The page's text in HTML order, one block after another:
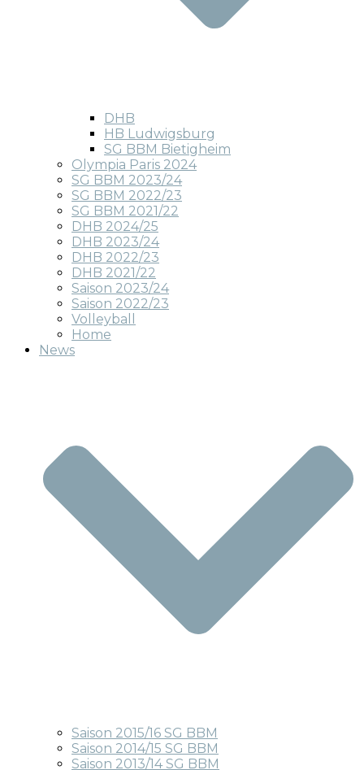
DHB
HB Ludwigsburg
SG BBM Bietigheim
Olympia Paris 2024
SG BBM 2023/24
SG BBM 2022/23
SG BBM 2021/22
DHB 2024/25
DHB 2023/24
DHB 2022/23
DHB 2021/22
Saison 2023/24
Saison 2022/23
Volleyball
Home
News
Saison 2015/16 SG BBM
Saison 2014/15 SG BBM
Saison 2013/14 SG BBM